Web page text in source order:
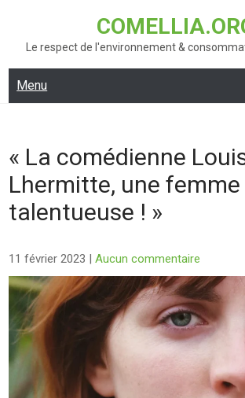
contentLe respect de l'environnement &
Menu
« La comédienne
Lhermitte, une femme
talentueuse ! »
11 février 2023 |Aucun commentaire